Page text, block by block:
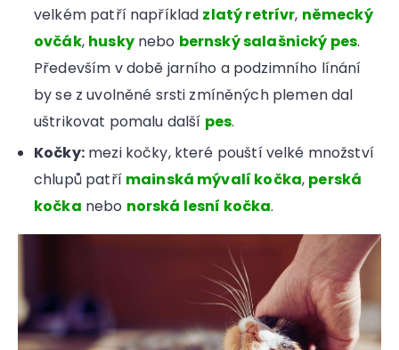
velkém patří například zlatý retrívr, německý
ovčák, huskynebo bernský salašnický pes.
Především v době jarního a podzimního línání
by se z uvolněné srsti zmíněných plemen dal
uštrikovat pomalu další pes.
Kočky:mezi kočky, které pouští velké množství
chlupů patří mainská mývalí kočka, perská
kočka nebo norská lesní kočka.